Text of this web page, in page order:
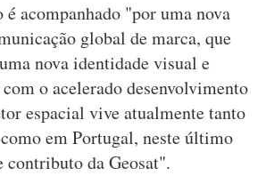
é acompanhado "por uma nova
global de marca, que
nova identidade visual e
o acelerado desenvolvimento
espacial vive atualmente tanto
em Portugal, neste último
contributo da Geosat".